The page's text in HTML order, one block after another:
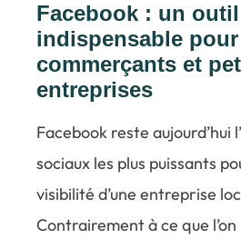
Facebook : un outil
indispensable
commerçants et
entreprises
Facebook reste aujourd’hui
sociaux les plus puissants
visibilité d’une entreprise
Contrairement à ce que